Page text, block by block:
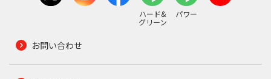
ハード&
グリーン
パワー
お問い合わせ